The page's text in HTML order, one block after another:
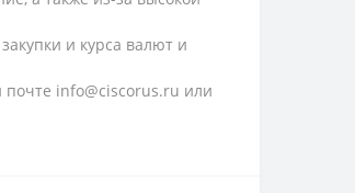
и курса валют и
почте info@ciscorus.ru или